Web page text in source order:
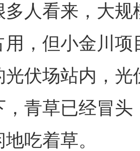
看来，大规
用，但小金川项
光伏场站内，光
青草已经冒头
吃着草。